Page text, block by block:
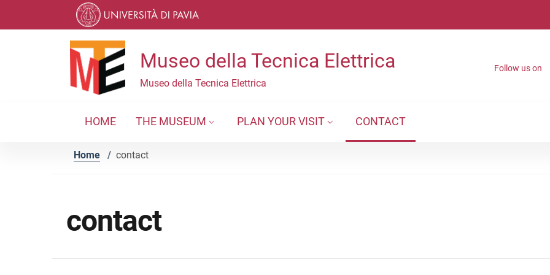
Skip to main navigation
Museo della Tecnica Elettrica
Museo della Tecnica Elettrica
Follow us on
HOME THE MUSEUM PLAN YOUR VISIT CONTACT
Home / contact
contact